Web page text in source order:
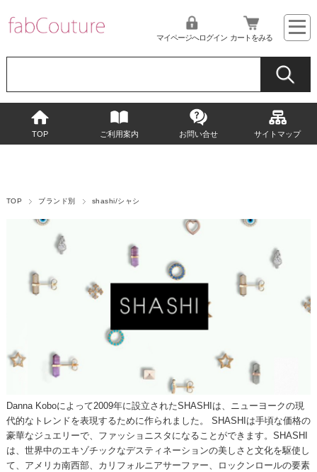
マイページへログイン カートをみる
TOP ご利用案内 お問い合せ サイトマップ
TOP ブランド別 shashi/シャシ
Danna Koboによって2009年に設立されたSHASHIは、ニューヨークの現
代的なトレンドを表現するために作られました。 SHASHIは手頃な価格の
豪華なジュエリーで、ファッショニスタになることができます。SHASHI
は、世界中のエキゾチックなデスティネーションの美しさと文化を駆使し
て、アメリカ南西部、カリフォルニアサーファー、ロックンロールの要素